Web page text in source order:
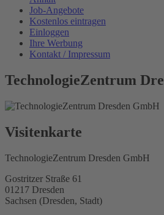
Job-Angebote
Kostenlos eintragen
Einloggen
Ihre Werbung
Kontakt / Impressum
TechnologieZentrum
Visitenkarte
TechnologieZentrum Dresden GmbH
Gostritzer Straße 61
01217 Dresden
Sachsen (Dresden, Stadt)